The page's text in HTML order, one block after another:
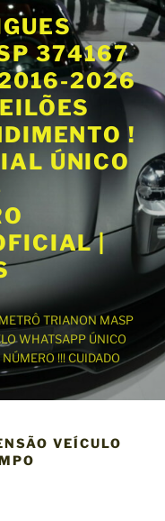
374167
2016-2026
!
ÚNICO
|
TRIANON MASP
WHATSAPP ÚNICO
!!! CUIDADO
VEÍCULO